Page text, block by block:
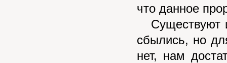
что данное
Существуют
сбылись, но
нет, нам